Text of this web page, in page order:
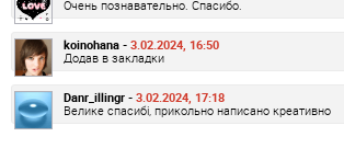
Очень познавательно. Спасибо.
koinohana - 3.02.2024, 16:50
Додав в закладки
Danr_illingr - 3.02.2024, 17:18
Велике спасибі, прикольно написано креативно